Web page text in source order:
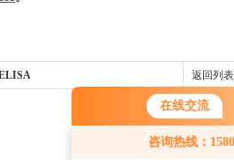
在线交流
咨询热线：
返回列